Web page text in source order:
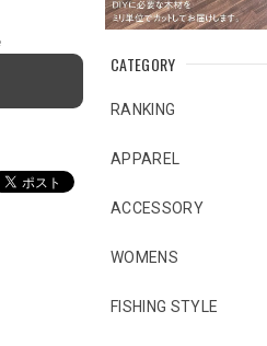
CATEGORY
RANKING
APPAREL
ACCESSORY
WOMENS
FISHING STYLE